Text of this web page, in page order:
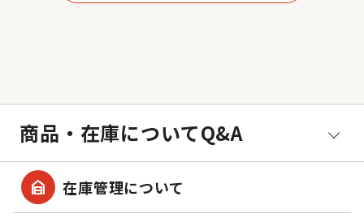
商品・在庫についてQ&A
garage_home 在庫管理について